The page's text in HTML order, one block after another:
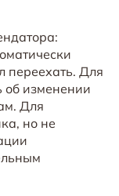
переехать. Для
об изменении
Для
но не